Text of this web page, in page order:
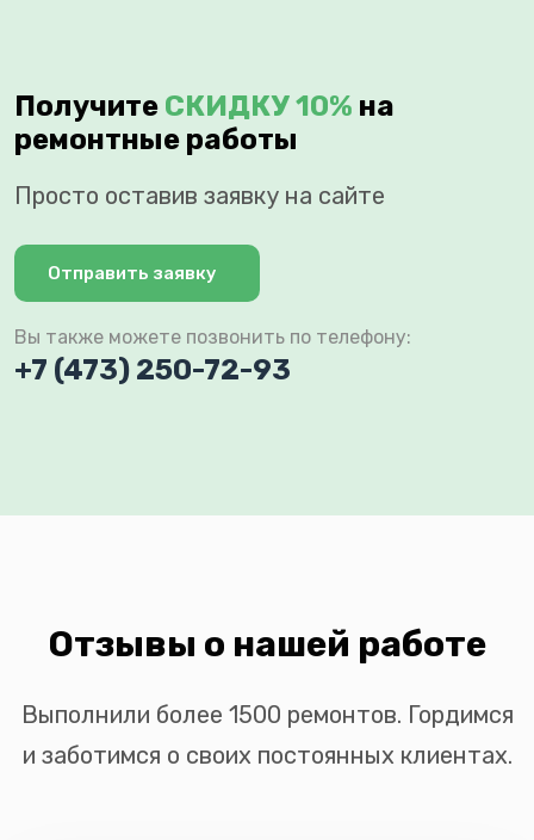
Получите СКИДКУ 10% на
ремонтные работы
Просто оставив заявку на сайте
Отправить заявку
Вы также можете позвонить по телефону:
+7 (473) 250-72-93
Отзывы о нашей работе
Выполнили более 1500 ремонтов. Гордимся
и заботимся о своих постоянных клиентах.